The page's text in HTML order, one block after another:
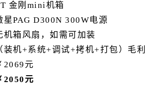
金刚mini机箱
星PAG D300N 300W电源
机箱风扇，如需可加装
装机+系统+调试+拷机+打包）毛
2069元
2050元